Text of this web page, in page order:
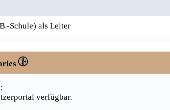
Schule) als Leiter
verfügbar.